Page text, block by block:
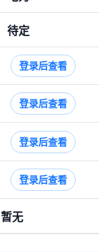
待定
登录后查看
登录后查看
登录后查看
登录后查看
暂无